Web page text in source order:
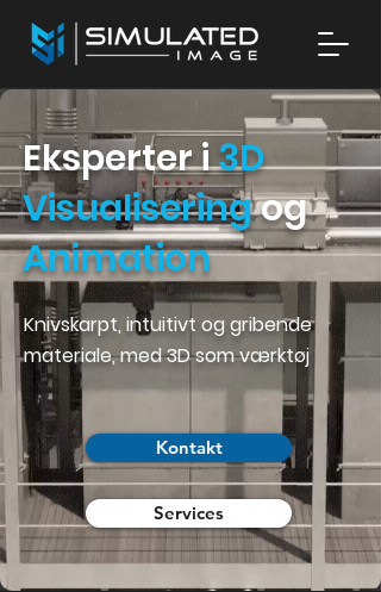
Eksperter i3D
Visualiseringog
Animation
Knivskarpt, intuitivt og gribende
materiale, med 3D som værktøj
Kontakt
Services